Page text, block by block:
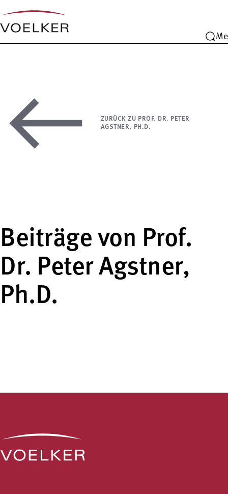
ZURÜCK ZU PROF. DR. PETER
AGSTNER, PH.D.
Beiträge von Prof.
Dr. Peter Agstner,
Ph.D.